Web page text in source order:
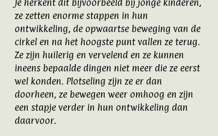
Je herkent dit bijvoorbeeld bij jonge kinderen,
ze zetten enorme stappen in hun
ontwikkeling, de opwaartse beweging van de
cirkel en na het hoogste punt vallen ze terug.
Ze zijn huilerig en vervelend en ze kunnen
ineens bepaalde dingen niet meer die ze eerst
wel konden. Plotseling zijn ze er dan
doorheen, ze bewegen weer omhoog en zijn
een stapje verder in hun ontwikkeling dan
daarvoor.